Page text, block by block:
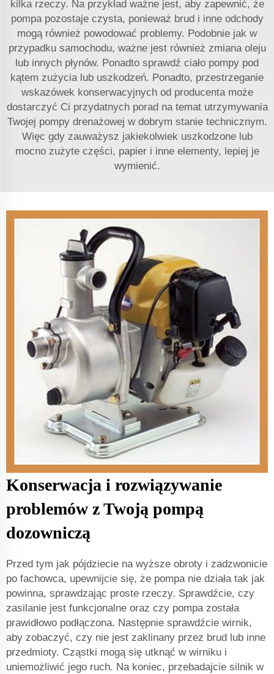
kilka rzeczy. Na przykład ważne jest, aby zapewnić, że
pompa pozostaje czysta, ponieważ brud i inne odchody
mogą również powodować problemy. Podobnie jak w
przypadku samochodu, ważne jest również zmiana oleju
lub innych płynów. Ponadto sprawdź ciało pompy pod
kątem zużycia lub uszkodzeń. Ponadto, przestrzeganie
wskazówek konserwacyjnych od producenta może
dostarczyć Ci przydatnych porad na temat utrzymywania
Twojej pompy drenażowej w dobrym stanie technicznym.
Więc gdy zauważysz jakiekolwiek uszkodzone lub
mocno zużyte części, papier i inne elementy, lepiej je
wymienić.
Konserwacja i rozwiązywanie
problemów z Twoją pompą
dozowniczą
Przed tym jak pójdziecie na wyższe obroty i zadzwonicie
po fachowca, upewnijcie się, że pompa nie działa tak jak
powinna, sprawdzając proste rzeczy. Sprawdźcie, czy
zasilanie jest funkcjonalne oraz czy pompa została
prawidłowo podłączona. Następnie sprawdźcie wirnik,
aby zobaczyć, czy nie jest zaklinany przez brud lub inne
przedmioty. Cząstki mogą się utknąć w wirniku i
uniemożliwić jego ruch. Na koniec, przebadajcie silnik w